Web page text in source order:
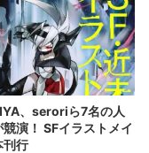
演！ SFイラストメイ
刊行